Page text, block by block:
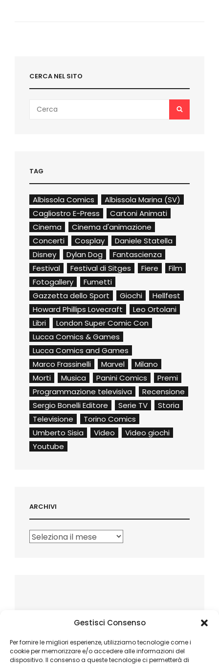
Gestisci Consenso
Per fornire le migliori esperienze, utilizziamo tecnologie come i
cookie per memorizzare e/o accedere alle informazioni del
dispositivo. Il consenso a queste tecnologie ci permetterà di
CERCA NEL SITO
for:
SEARCH
TAG
Albissola Comics
Albissola Marina (SV)
Cagliostro E-Press
Cartoni Animati
Cinema
Cinema d'animazione
Concerti
Cosplay
Daniele Statella
Disney
Dylan Dog
Fantascienza
Festival
Festival di Sitges Fiere
Film
Fotogallery
Fumetti
Gazzetta dello Sport
Giochi
Hellfest
Howard Phillips Lovecraft
Leo Ortolani
Libri
London Super Comic Con
Lucca Comics & Games
Lucca Comics and Games
Marco Frassinelli
Marvel
Milano
Morti
Musica Panini Comics
Premi
Programmazione televisiva
Recensione
Sergio Bonelli Editore
Serie TV
Storia
Televisione
Torino Comics
Umberto Sisia
Video
Video giochi
Youtube
ARCHIVI
Archivi